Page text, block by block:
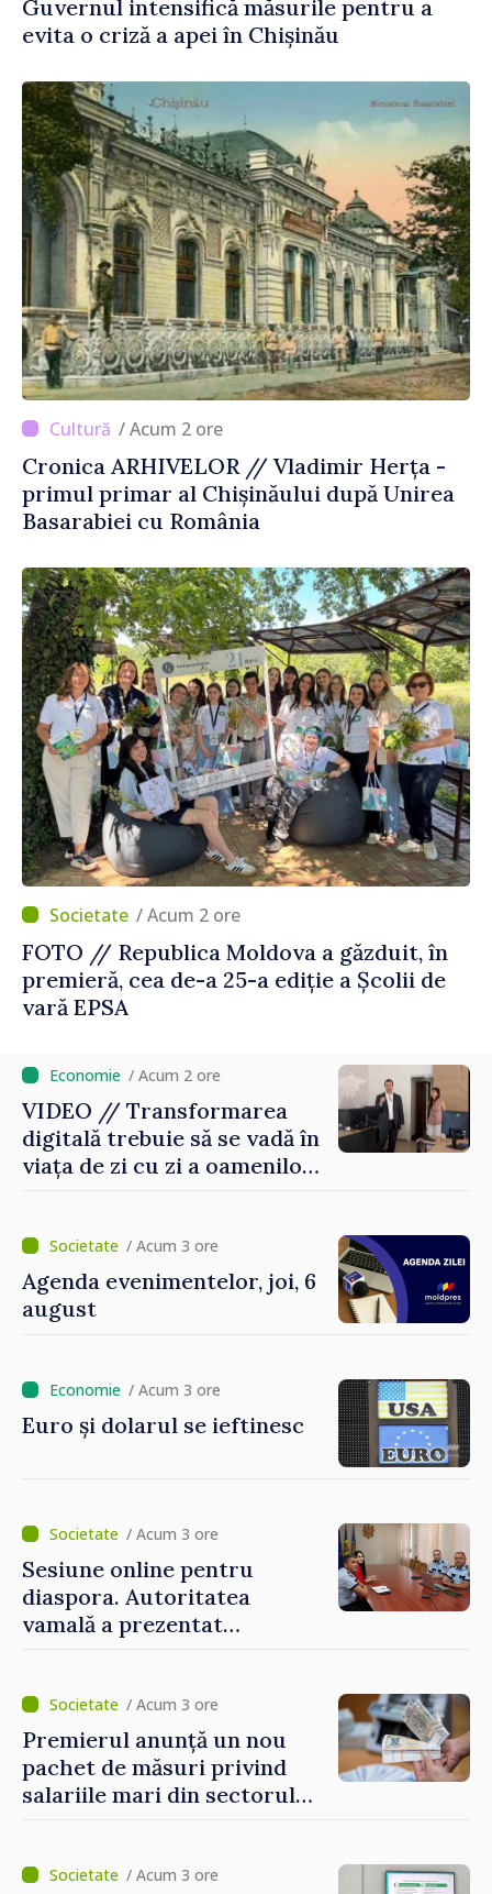
Guvernul intensifică măsurile pentru a
evita o criză a apei în Chișinău
/ Acum 2 ore
Cronica ARHIVELOR // Vladimir Herța -
primul primar al Chișinăului după Unirea
Basarabiei cu România
/ Acum 2 ore
FOTO // Republica Moldova a găzduit, în
premieră, cea de-a 25-a ediție a Școlii de
vară EPSA
/ Acum 2 ore
VIDEO // Transformarea
digitală trebuie să se vadă în
viața de zi cu zi a oamenilor
premierul Vasile Tofan, în
vizită la AGE
/ Acum 3 ore
Agenda evenimentelor, joi, 6
august
/ Acum 3 ore
Euro și dolarul se ieftinesc
/ Acum 3 ore
Sesiune online pentru
diaspora. Autoritatea
vamală a prezentat
/ Acum 3 ore
Premierul anunță un nou
pachet de măsuri privind
salariile mari din sectorul
/ Acum 3 ore